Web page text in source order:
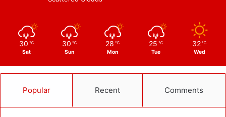
30 ℃
Sat
30 ℃
Sun
28 ℃
Mon
25 ℃
Tue
32 ℃
Wed
Popular Recent Comments